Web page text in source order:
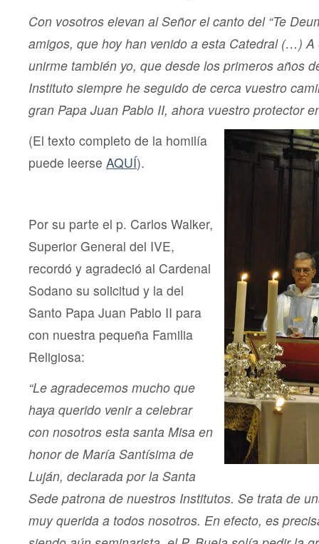
Con vosotros elevan al Señor el canto del “Te
amigos, que hoy han venido a esta Catedral (…) A
unirme también yo, que desde los primeros años
Instituto siempre he seguido de cerca vuestro
gran Papa Juan Pablo II, ahora vuestro protector
(El texto completo de la homilía
puede leerse AQUÍ).
Por su parte el p. Carlos Walker,
Superior General del IVE,
recordó y agradeció al Cardenal
Sodano su solicitud y la del
Santo Papa Juan Pablo II para
con nuestra pequeña Familia
Religiosa:
“Le agradecemos mucho que
haya querido venir a celebrar
con nosotros esta santa Misa en
honor de María Santísima de
Luján, declarada por la Santa
Sede patrona de nuestros Institutos. Se trata de
muy querida a todos nosotros. En efecto, es